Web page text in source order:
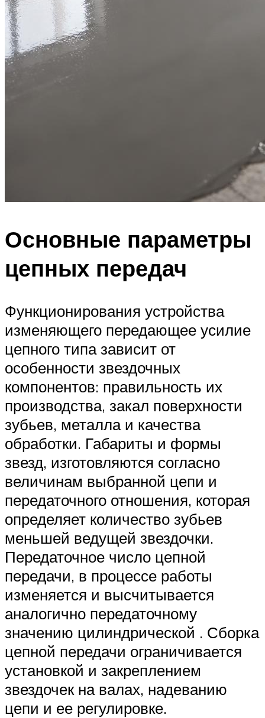
Основные параметры
цепных передач
Функционирования устройства
изменяющего передающее усилие
цепного типа зависит от
особенности звездочных
компонентов: правильность их
производства, закал поверхности
зубьев, металла и качества
обработки. Габариты и формы
звезд, изготовляются согласно
величинам выбранной цепи и
передаточного отношения, которая
определяет количество зубьев
меньшей ведущей звездочки.
Передаточное число цепной
передачи, в процессе работы
изменяется и высчитывается
аналогично передаточному
значению цилиндрической . Сборка
цепной передачи ограничивается
установкой и закреплением
звездочек на валах, надеванию
цепи и ее регулировке.